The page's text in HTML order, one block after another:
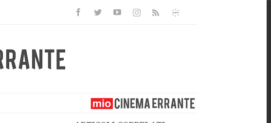
FacebookTwitterYoutubeInstagramRss
Informativa